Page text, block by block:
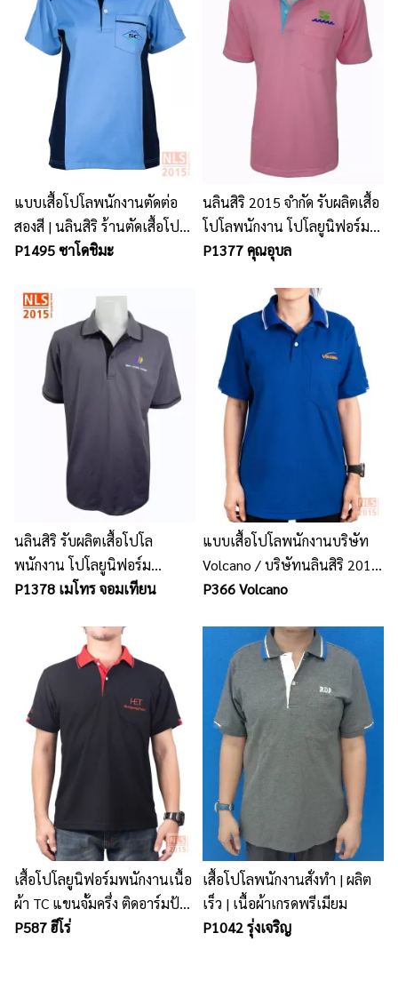
แบบเสื้อโปโลพนักงานตัดต่อ
สองสี | นลินสิริ ร้านตัดเสื้อโปโล
พนักงาน ครบวงจร
P1495 ซาโดชิมะ
นลินสิริ 2015 จำกัด รับผลิตเสื้อ
โปโลพนักงาน โปโลยูนิฟอร์ม
พนักงาน พร้อมปักโลโก้
P1377 คุณอุบล
นลินสิริ รับผลิตเสื้อโปโล
พนักงาน โปโลยูนิฟอร์ม
พนักงาน พร้อมปักโลโก้
P1378 เมโทร จอมเทียน
แบบเสื้อโปโลพนักงานบริษัท
Volcano / บริษัทนลินสิริ 2015
จำกัด รับตัดเสื้อโปโลพนักงาน
P366 Volcano
เสื้อโปโลยูนิฟอร์มพนักงานเนื้อ
ผ้า TC แขนจั้มครึ่ง ติดอาร์มป้าย
เซฟตี้ที่แขนซ้าย
P587 ฮีโร่
เสื้อโปโลพนักงานสั่งทำ | ผลิต
เร็ว | เนื้อผ้าเกรดพรีเมียม
P1042 รุ่งเจริญ